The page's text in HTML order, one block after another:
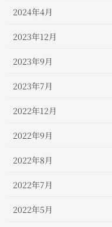
2024年4月
2023年12月
2023年9月
2023年7月
2022年12月
2022年9月
2022年8月
2022年7月
2022年5月